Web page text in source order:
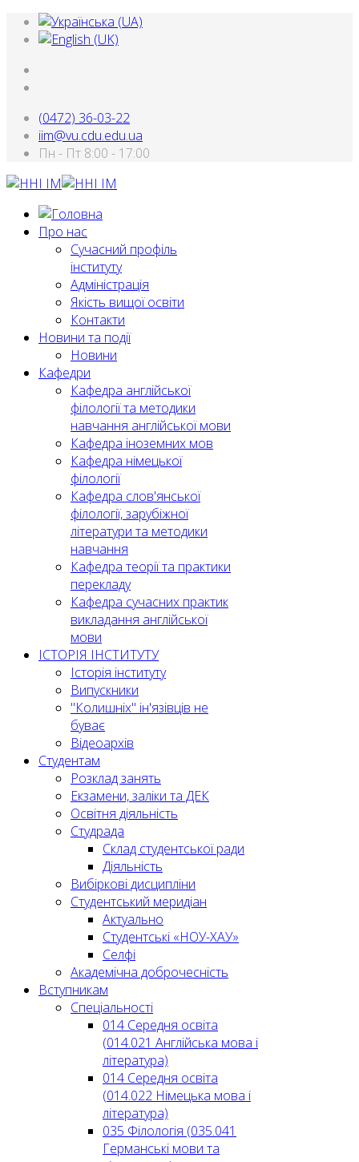
(0472) 36-03-22
iim@vu.cdu.edu.ua
Пн - Пт 8:00 - 17:00
Про нас
Сучасний профіль
інституту
Адміністрація
Якість вищої освіти
Контакти
Новини та події
Новини
Кафедри
Кафедра англійської
філології та методики
навчання англійської мови
Кафедра іноземних мов
Кафедра німецької
філології
Кафедра слов'янської
філології, зарубіжної
літератури та методики
навчання
Кафедра теорії та практики
перекладу
Кафедра сучасних практик
викладання англійської
мови
ІСТОРІЯ ІНСТИТУТУ
Історія інституту
Випускники
"Колишніх" ін'язівців не
буває
Відеоархів
Студентам
Розклад занять
Екзамени, заліки та ДЕК
Освітня діяльність
Студрада
Склад студентської ради
Діяльність
Вибіркові дисципліни
Студентський меридіан
Актуально
Студентські «НОУ-ХАУ»
Селфі
Академічна доброчесність
Вступникам
Спеціальності
014 Середня освіта
(014.021 Англійська мова і
література)
014 Середня освіта
(014.022 Німецька мова і
література)
035 Філологія (035.041
Германські мови та